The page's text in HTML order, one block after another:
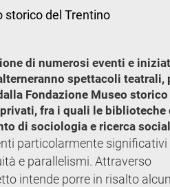
storico del Trentino
di numerosi eventi e
spettacoli
Fondazione Museo
fra i quali le biblioteche
di sociologia e ricerca
particolarmente significativi
e parallelismi. Attraverso
intende porre in risalto